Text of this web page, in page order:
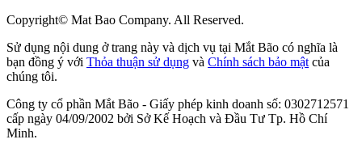
Copyright© Mat Bao Company. All Reserved.
Sử dụng nội dung ở trang này và dịch vụ tại Mắt Bão có nghĩa là
bạn đồng ý với Thỏa thuận sử dụng và Chính sách bảo mật của
chúng tôi.
Công ty cổ phần Mắt Bão - Giấy phép kinh doanh số: 0302712571
cấp ngày 04/09/2002 bởi Sở Kế Hoạch và Đầu Tư Tp. Hồ Chí
Minh.